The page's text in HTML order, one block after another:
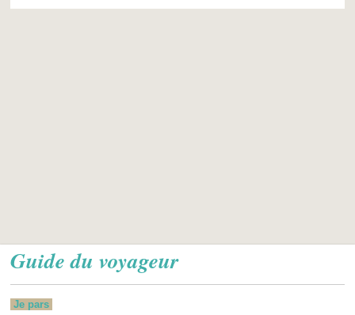
Guide du voyageur
Je pars